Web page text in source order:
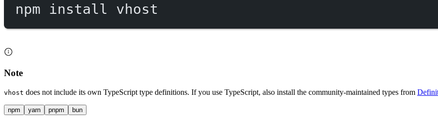
npm install vhost
Note
vhost does not include its own TypeScript type definitions. If you use TypeScript, also install the community-maintained types from
npm yarn pnpm bun